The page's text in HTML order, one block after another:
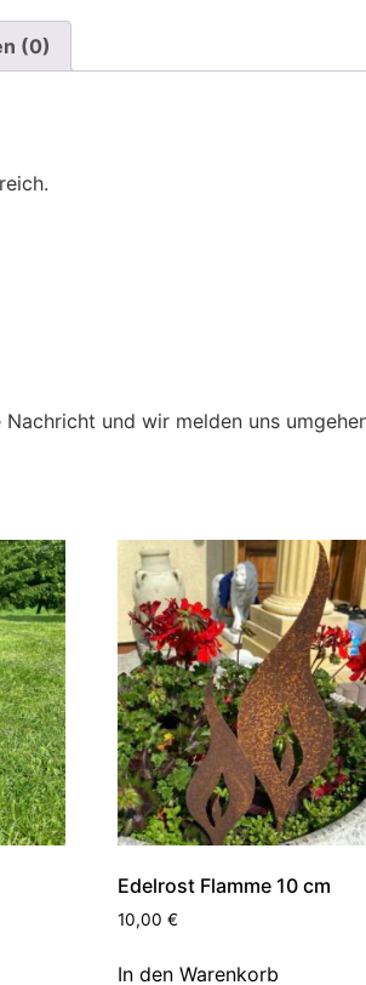
(0)
und wir melden uns
Edelrost Flamme 10 cm
10,00€
In den Warenkorb